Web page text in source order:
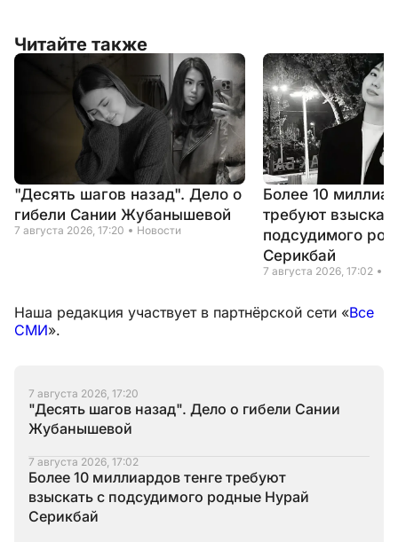
Читайте также
"Десять шагов назад". Дело о
гибели Сании Жубанышевой
7 августа 2026, 17:20 Новости
Более 10
требуют
подсудимого
Серикбай
7 августа 2026, 17:02
Наша редакция участвует в партнёрской сети «Все
СМИ».
7 августа 2026, 17:20
"Десять шагов назад". Дело о гибели Сании
Жубанышевой
7 августа 2026, 17:02
Более 10 миллиардов тенге требуют
взыскать с подсудимого родные Нурай
Серикбай